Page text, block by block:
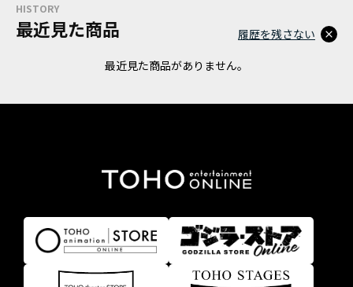
HISTORY
最近見た商品
最近見た商品がありません。
履歴を残さない